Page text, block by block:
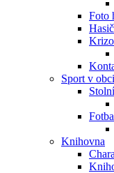
Foto
Sport v obci
Knihovna